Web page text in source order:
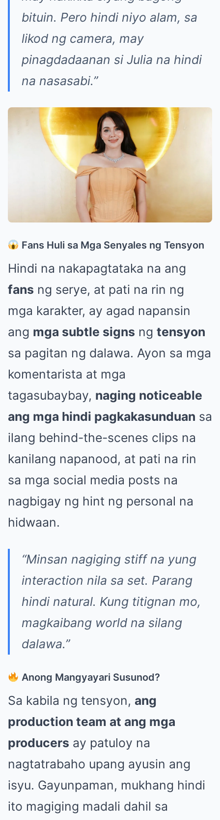
bituin. Pero hindi niyo alam, sa
likod ng camera, may
pinagdadaanan si Julia na hindi
na nasasabi.”
Fans Huli sa Mga Senyales ng Tensyon
Hindi na nakapagtataka na ang
fans ng serye, at pati na rin ng
mga karakter, ay agad napansin
ang mga subtle signs ng tensyon
sa pagitan ng dalawa. Ayon sa mga
komentarista at mga
tagasubaybay, naging noticeable
ang mga hindi pagkakasunduan sa
ilang behind-the-scenes clips na
kanilang napanood, at pati na rin
sa mga social media posts na
nagbigay ng hint ng personal na
hidwaan.
“Minsan nagiging stiff na yung
interaction nila sa set. Parang
hindi natural. Kung titignan mo,
magkaibang world na silang
dalawa.”
Anong Mangyayari Susunod?
Sa kabila ng tensyon, ang
production team at ang mga
producers ay patuloy na
nagtatrabaho upang ayusin ang
isyu. Gayunpaman, mukhang hindi
ito magiging madali dahil sa